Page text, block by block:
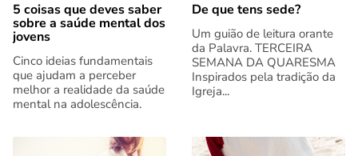
5 coisas que deves saber
sobre a saúde mental dos
jovens
Cinco ideias fundamentais
que ajudam a perceber
melhor a realidade da saúde
mental na adolescência.
De que tens sede?
Um guião de leitura orante
da Palavra. TERCEIRA
SEMANA DA QUARESMA
Inspirados pela tradição da
Igreja...